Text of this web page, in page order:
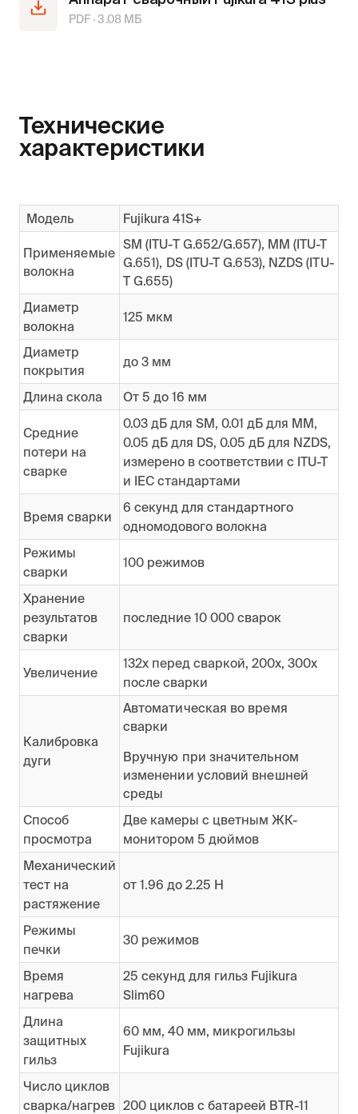
PDF ·3.08 МБ
Технические
характеристики
Модель Fujikura 41S+
Применяемые
волокна
SM (ITU-T G.652/G.657), MM (ITU-T
G.651), DS (ITU-T G.653), NZDS (ITU-
T G.655)
Диаметр
волокна
125 мкм
Диаметр
покрытия
до 3 мм
Длина скола От 5 до 16 мм
Средние
потери на
сварке
0.03 дБ для SM, 0.01 дБ для MM,
0.05 дБ для DS, 0.05 дБ для NZDS,
измерено в соответствии с ITU-T
и IEC стандартами
Время сварки
6 секунд для стандартного
одномодового волокна
Режимы
сварки
100 режимов
Хранение
результатов
сварки
последние 10 000 сварок
Увеличение
132х перед сваркой, 200х, 300х
после сварки
Калибровка
дуги
Автоматическая во время
сварки
Вручную при значительном
изменении условий внешней
среды
Способ
просмотра
Две камеры с цветным ЖК-
монитором 5 дюймов
Механический
тест на
растяжение
от 1.96 до 2.25 Н
Режимы
печки
30 режимов
Время
нагрева
25 секунд для гильз Fujikura
Slim60
Длина
защитных
гильз
60 мм, 40 мм, микрогильзы
Fujikura
Число циклов
сварка/нагрев 200 циклов с батареей BTR-11